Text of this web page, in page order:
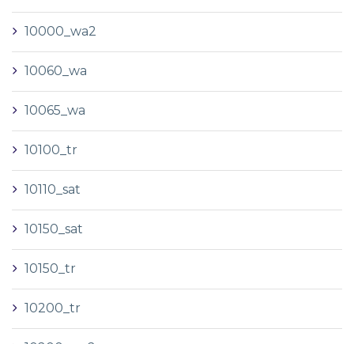
10000_wa2
10060_wa
10065_wa
10100_tr
10110_sat
10150_sat
10150_tr
10200_tr